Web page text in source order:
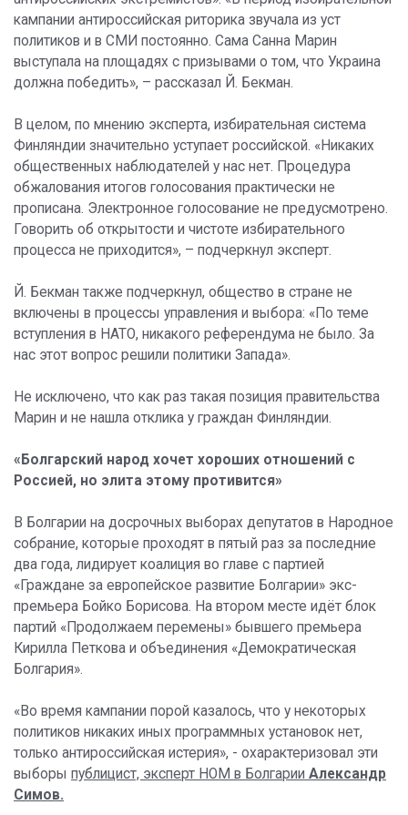
кампании антироссийская риторика звучала из уст
политиков и в СМИ постоянно. Сама Санна Марин
выступала на площадях с призывами о том, что Украина
должна победить», – рассказал Й. Бекман.
В целом, по мнению эксперта, избирательная система
Финляндии значительно уступает российской. «Никаких
общественных наблюдателей у нас нет. Процедура
обжалования итогов голосования практически не
прописана. Электронное голосование не предусмотрено.
Говорить об открытости и чистоте избирательного
процесса не приходится», – подчеркнул эксперт.
Й. Бекман также подчеркнул, общество в стране не
включены в процессы управления и выбора: «По теме
вступления в НАТО, никакого референдума не было. За
нас этот вопрос решили политики Запада».
Не исключено, что как раз такая позиция правительства
Марин и не нашла отклика у граждан Финляндии.
«Болгарский народ хочет хороших отношений с
Россией, но элита этому противится»
В Болгарии на досрочных выборах депутатов в Народное
собрание, которые проходят в пятый раз за последние
два года, лидирует коалиция во главе с партией
«Граждане за европейское развитие Болгарии» экс-
премьера Бойко Борисова. На втором месте идёт блок
партий «Продолжаем перемены» бывшего премьера
Кирилла Петкова и объединения «Демократическая
Болгария».
«Во время кампании порой казалось, что у некоторых
политиков никаких иных программных установок нет,
только антироссийская истерия», - охарактеризовал эти
выборы публицист, эксперт НОМ в Болгарии Александр
Симов.